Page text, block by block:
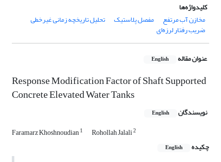
کلیدواژه‌ها
مخازن آب مرتفع
مفصل پلاستیک تحلیل تاریخچه زمانی غیرخطی
ضریب رفتار لرزه‌ای
عنوان مقاله English
Response Modification Factor of Shaft Supported
Concrete Elevated Water Tanks
نویسندگان English
Faramarz Khoshnoudian1 Rohollah Jalali2
چکیده English